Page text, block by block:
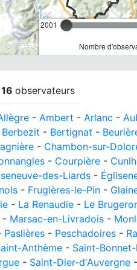
2001
Nombre
16 observateurs
- Ambert - Arlanc -
Berbezit - Bertignat -
- Chambon-sur-
- Courpière -
des-Liards -
- Frugières-le-Pin -
- La Renaudie - Le
- Marsac-en-Livradois -
Paslières - Peschadoires -
Anthème - Saint-
- Saint-Dier-d'Auvergne